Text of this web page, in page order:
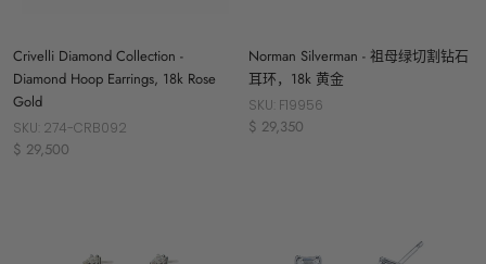
Crivelli Diamond Collection -
Diamond Hoop Earrings, 18k Rose
Gold
SKU: 274-CRB092
$ 29,500
Norman Silverman - 祖母绿切割钻石
耳环，18k 黄金
SKU: F19956
$ 29,350